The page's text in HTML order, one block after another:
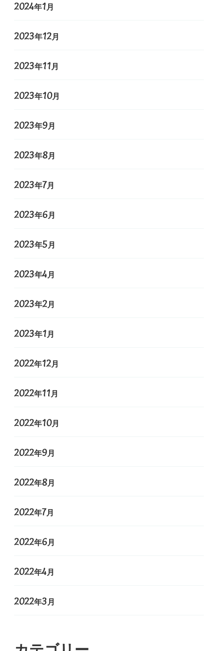
2024年1月
2023年12月
2023年11月
2023年10月
2023年9月
2023年8月
2023年7月
2023年6月
2023年5月
2023年4月
2023年2月
2023年1月
2022年12月
2022年11月
2022年10月
2022年9月
2022年8月
2022年7月
2022年6月
2022年4月
2022年3月